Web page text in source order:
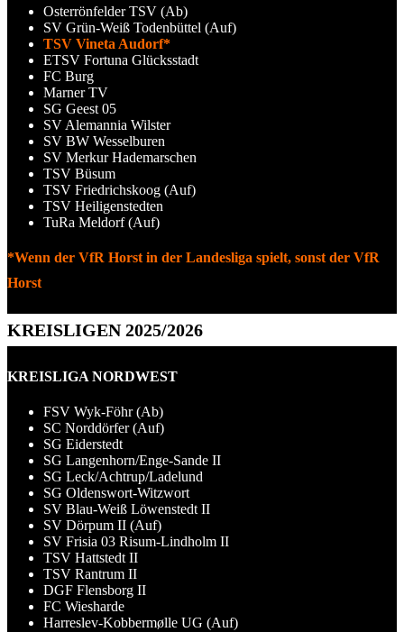
Osterrönfelder TSV (Ab)
SV Grün-Weiß Todenbüttel (Auf)
TSV Vineta Audorf*
ETSV Fortuna Glücksstadt
FC Burg
Marner TV
SG Geest 05
SV Alemannia Wilster
SV BW Wesselburen
SV Merkur Hademarschen
TSV Büsum
TSV Friedrichskoog (Auf)
TSV Heiligenstedten
TuRa Meldorf (Auf)
*Wenn der VfR Horst in der Landesliga spielt, sonst der VfR
Horst
KREISLIGEN 2025/2026
KREISLIGA NORDWEST
FSV Wyk-Föhr (Ab)
SC Norddörfer (Auf)
SG Eiderstedt
SG Langenhorn/Enge-Sande II
SG Leck/Achtrup/Ladelund
SG Oldenswort-Witzwort
SV Blau-Weiß Löwenstedt II
SV Dörpum II (Auf)
SV Frisia 03 Risum-Lindholm II
TSV Hattstedt II
TSV Rantrum II
DGF Flensborg II
FC Wiesharde
Harreslev-Kobbermølle UG (Auf)